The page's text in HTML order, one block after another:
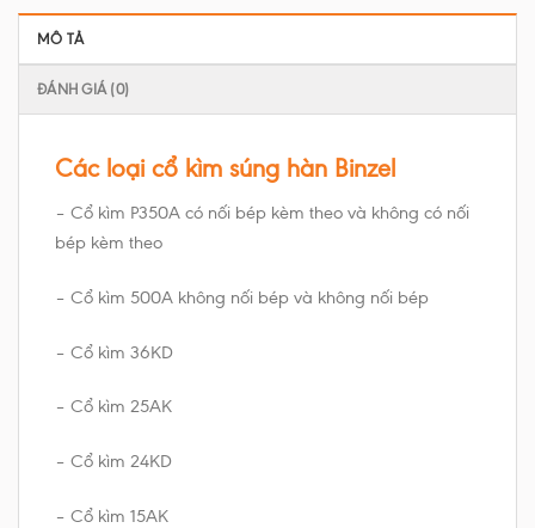
MÔ TẢ
ĐÁNH GIÁ (0)
Các loại cổ kìm súng hàn Binzel
– Cổ kìm P350A có nối bép kèm theo và không có nối
bép kèm theo
– Cổ kìm 500A không nối bép và không nối bép
– Cổ kìm 36KD
– Cổ kìm 25AK
– Cổ kìm 24KD
– Cổ kìm 15AK